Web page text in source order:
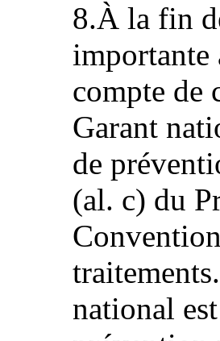
8.À la fin
importante
compte de
Garant
de
(al. c) du
national